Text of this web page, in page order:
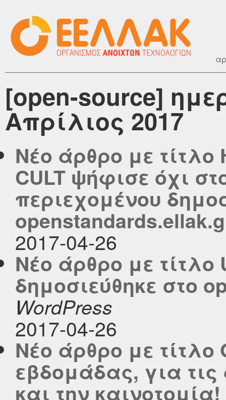
[open-source]
Απρίλιος 2017
Νέο άρθρο με τίτλο
CULT ψήφισε όχι
περιεχομένου
2017-04-26
Νέο άρθρο με τίτλο
δημοσιεύθηκε στο
WordPress
2017-04-26
Νέο άρθρο με τίτλο
εβδομάδας, για τις
και την